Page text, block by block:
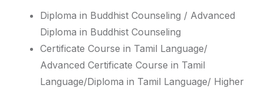
Diploma in Buddhist Counseling / Advanced
Diploma in Buddhist Counseling
Certificate Course in Tamil Language/
Advanced Certificate Course in Tamil
Language/Diploma in Tamil Language/ Higher